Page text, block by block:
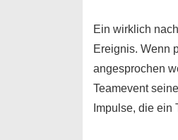
Ein wirklich
Ereignis. Wenn
angesprochen
Teamevent
Impulse, die ein